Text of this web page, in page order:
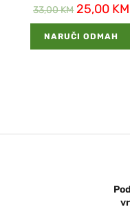
33,00KM 25,00 KM
NARUČI ODMAH